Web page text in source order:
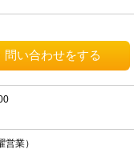
問い合わせをする
業）